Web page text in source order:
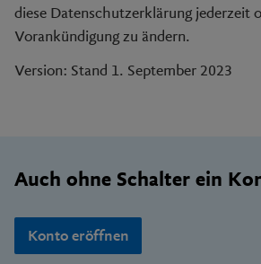
diese Datenschutzerklärung jederzeit
Vorankündigung zu ändern.
Version: Stand 1. September 2023
Auch ohne Schalter ein
Konto eröffnen